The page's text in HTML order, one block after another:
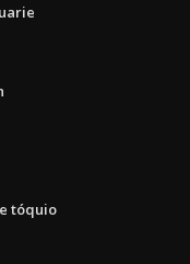
tóquio